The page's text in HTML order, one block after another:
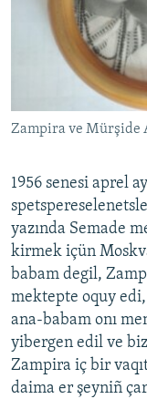
Zampira ve Mürşide
1956 senesi aprel
yazında Semade
kirmek içün
babam degil,
mektepte oquy
ana-babam onı
yibergen edil ve
Zampira iç bir
daima er şeyniñ